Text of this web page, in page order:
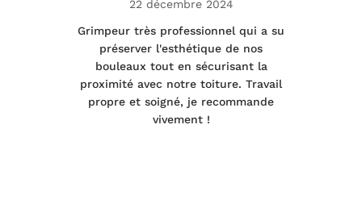
22 décembre 2024
Grimpeur très professionnel qui a su
préserver l'esthétique de nos
bouleaux tout en sécurisant la
proximité avec notre toiture. Travail
propre et soigné, je recommande
vivement !